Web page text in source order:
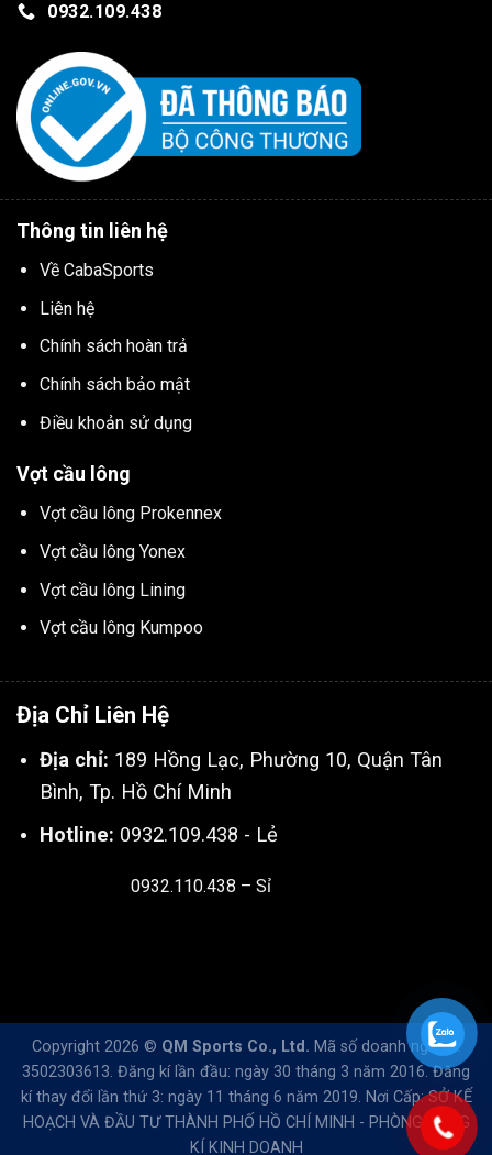
0932.109.438
Thông tin liên hệ
Về CabaSports
Liên hệ
Chính sách hoàn trả
Chính sách bảo mật
Điều khoản sử dụng
Vợt cầu lông
Vợt cầu lông Prokennex
Vợt cầu lông Yonex
Vợt cầu lông Lining
Vợt cầu lông Kumpoo
Địa Chỉ Liên Hệ
Địa chỉ: 189 Hồng Lạc, Phường 10, Quận Tân
Bình, Tp. Hồ Chí Minh
Hotline: 0932.109.438 - Lẻ
0932.110.438 – Sỉ
Copyright 2026 © QM Sports Co., Ltd. Mã số doanh nghiệp:
3502303613. Đăng kí lần đầu: ngày 30 tháng 3 năm 2016. Đăng
kí thay đổi lần thứ 3: ngày 11 tháng 6 năm 2019. Nơi Cấp: SỞ KẾ
HOẠCH VÀ ĐẦU TƯ THÀNH PHỐ HỒ CHÍ MINH - PHÒNG ĐĂNG
KÍ KINH DOANH